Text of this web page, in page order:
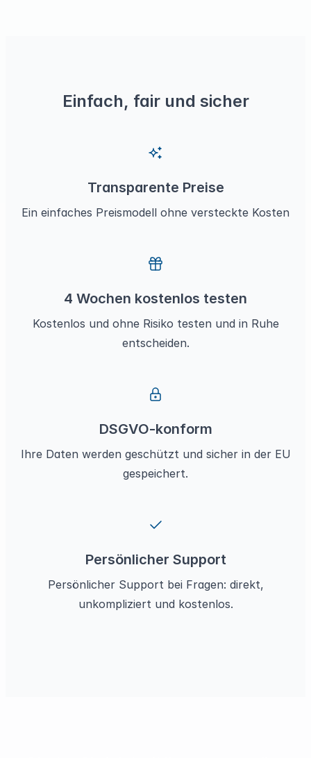
Einfach, fair und sicher
Transparente Preise
Ein einfaches Preismodell ohne versteckte Kosten
4 Wochen kostenlos testen
Kostenlos und ohne Risiko testen und in Ruhe
entscheiden.
DSGVO-konform
Ihre Daten werden geschützt und sicher in der EU
gespeichert.
Persönlicher Support
Persönlicher Support bei Fragen: direkt,
unkompliziert und kostenlos.